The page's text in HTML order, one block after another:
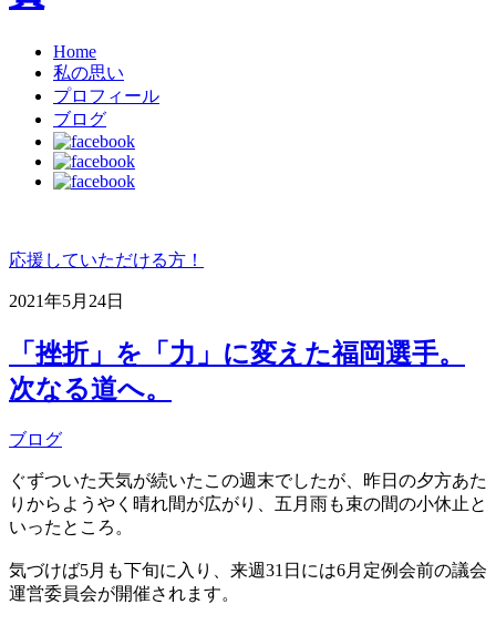
Home
私の思い
プロフィール
ブログ
応援していただける方！
2021年5月24日
「挫折」を「力」に変えた福岡選手。
次なる道へ。
ブログ
ぐずついた天気が続いたこの週末でしたが、昨日の夕方あた
りからようやく晴れ間が広がり、五月雨も束の間の小休止と
いったところ。
気づけば5月も下旬に入り、来週31日には6月定例会前の議会
運営委員会が開催されます。